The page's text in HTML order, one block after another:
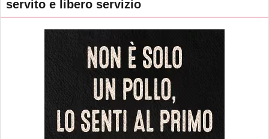
servito e libero servizio